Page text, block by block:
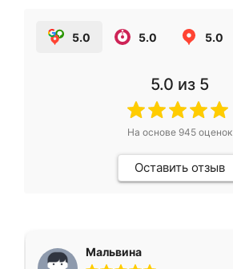
5.0 5.0 5.0
5.0 из 5
На основе 945оценок
Оставить отзыв
Мальвина